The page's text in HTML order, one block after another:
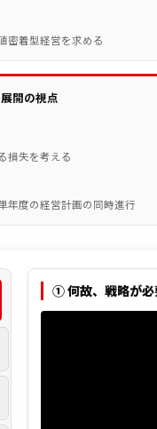
密着型経営を求める
開の視点
損失を考える
年度の経営計画の同時進行
① 何故、戦略が必